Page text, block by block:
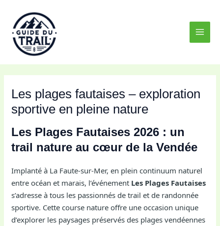
contenu
Les plages fautaises – exploration
sportive en pleine nature
Les Plages Fautaises 2026 : un
trail nature au cœur de la Vendée
Implanté à La Faute-sur-Mer, en plein continuum naturel
entre océan et marais, l’événement Les Plages Fautaises
s’adresse à tous les passionnés de trail et de randonnée
sportive. Cette course nature offre une occasion unique
d’explorer les paysages préservés des plages vendéennes